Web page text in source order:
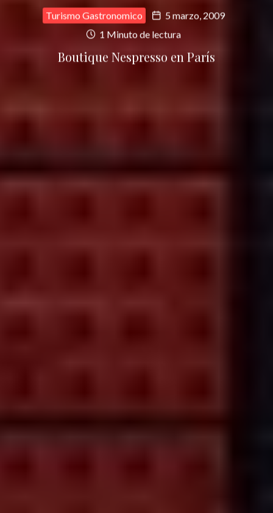
Turismo Gastronomico
5 marzo, 2009
1 Minuto de lectura
Boutique Nespresso en París